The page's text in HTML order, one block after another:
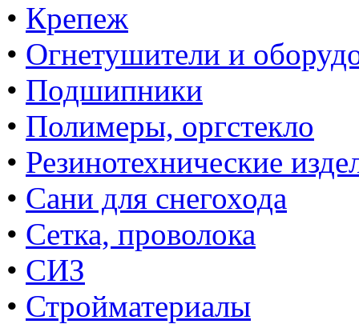
• Крепеж
• Огнетушители и
• Подшипники
• Полимеры, оргстекло
• Резинотехнические
• Сани для снегохода
• Сетка, проволока
• СИЗ
• Стройматериалы